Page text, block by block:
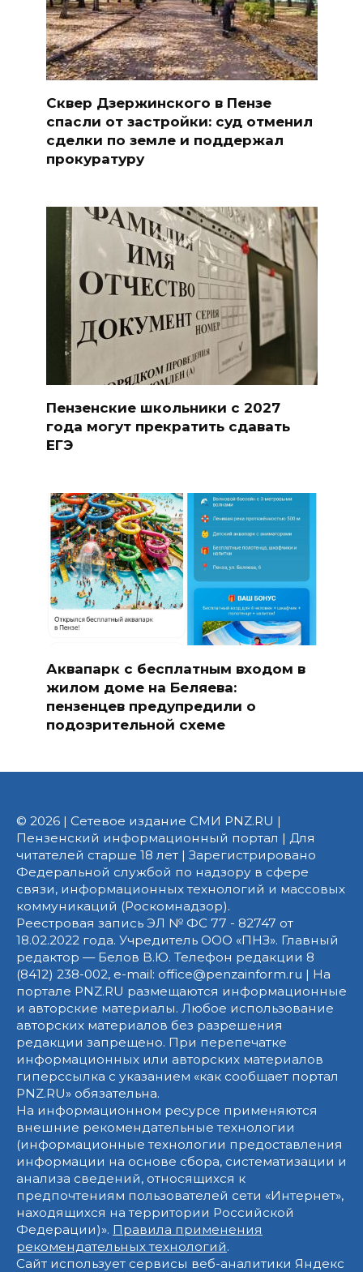
Сквер Дзержинского в Пензе
спасли от застройки: суд отменил
сделки по земле и поддержал
прокуратуру
Пензенские школьники с 2027
года могут прекратить сдавать
ЕГЭ
Аквапарк с бесплатным входом в
жилом доме на Беляева:
пензенцев предупредили о
подозрительной схеме
© 2026 | Сетевое издание СМИ PNZ.RU |
Пензенский информационный портал | Для
читателей старше 18 лет | Зарегистрировано
Федеральной службой по надзору в сфере
связи, информационных технологий и массовых
коммуникаций (Роскомнадзор).
Реестровая запись ЭЛ № ФС 77 - 82747 от
18.02.2022 года. Учредитель ООО «ПНЗ». Главный
редактор — Белов В.Ю. Телефон редакции 8
(8412) 238-002, e-mail: office@penzainform.ru | На
портале PNZ.RU размещаются информационные
и авторские материалы. Любое использование
авторских материалов без разрешения
редакции запрещено. При перепечатке
информационных или авторских материалов
гиперссылка с указанием «как сообщает портал
PNZ.RU» обязательна.
На информационном ресурсе применяются
внешние рекомендательные технологии
(информационные технологии предоставления
информации на основе сбора, систематизации и
анализа сведений, относящихся к
предпочтениям пользователей сети «Интернет»,
находящихся на территории Российской
Федерации)». Правила применения
рекомендательных технологий.
Сайт использует сервисы веб-аналитики Яндекс